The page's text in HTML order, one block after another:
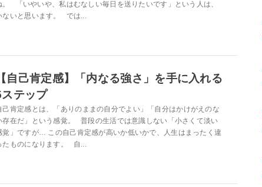
。 「いやいや、私はむなしい毎日を送りたいです」という人は、
ないと思います。 では...
自己肯定感】「内なる強さ」を手に入れる
テップ
己肯定感とは、「ありのままの自分でよい」「自分はかけがえのな
存在だ」という感覚。 普段の生活では意識しない「小さくて淡い
覚」ですが… この自己肯定感が高いか低いかで、人生はまったく違
たものになります。 自...